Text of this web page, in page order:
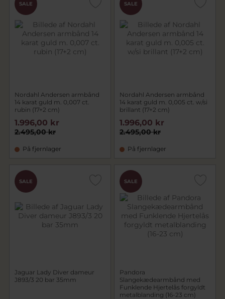
SALE
Nordahl Andersen armbånd
14 karat guld m. 0,007 ct.
rubin (17+2 cm)
2.495,00 kr
1.996,00 kr
På fjernlager
SALE
Nordahl Andersen armbånd
14 karat guld m. 0,005 ct. w/si
brillant (17+2 cm)
2.495,00 kr
1.996,00 kr
På fjernlager
SALE
Jaguar Lady Diver dameur
J893/3 20 bar 35mm
SALE
Pandora
Slangekædearmbånd med
Funklende Hjertelås forgyldt
metalblanding (16-23 cm)